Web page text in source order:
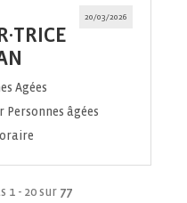
20/03/2026
fenêtre)
Agées
âgées
1 - 20 sur 77